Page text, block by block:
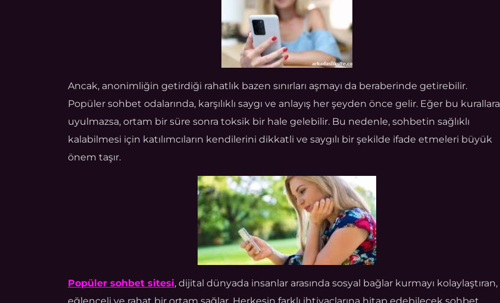
Ancak, anonimliğin getirdiği rahatlık bazen sınırları aşmayı da beraberinde getirebilir.
Popüler sohbet odalarında, karşılıklı saygı ve anlayış her şeyden önce gelir. Eğer bu kurallara
uyulmazsa, ortam bir süre sonra toksik bir hale gelebilir. Bu nedenle, sohbetin sağlıklı
kalabilmesi için katılımcıların kendilerini dikkatli ve saygılı bir şekilde ifade etmeleri büyük
önem taşır.
Popüler sohbet sitesi, dijital dünyada insanlar arasında sosyal bağlar kurmayı kolaylaştıran,